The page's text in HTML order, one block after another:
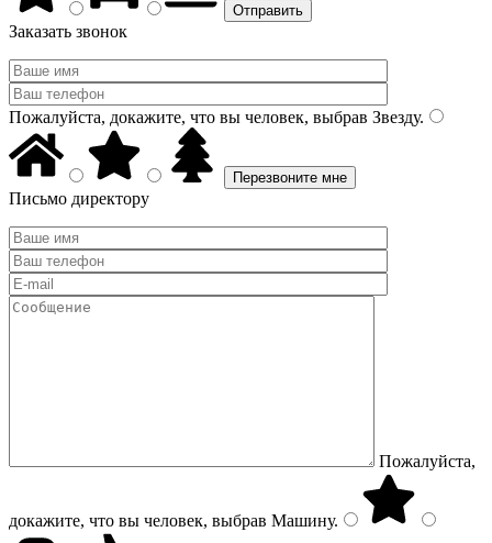
Заказать звонок
Пожалуйста, докажите, что вы человек, выбрав Звезду.
Письмо директору
Пожалуйста,
докажите, что вы человек, выбрав Машину.